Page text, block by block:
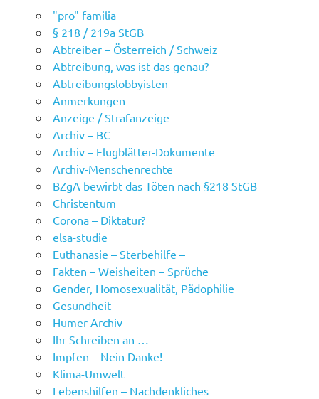
"pro" familia
§ 218 / 219a StGB
Abtreiber – Österreich / Schweiz
Abtreibung, was ist das genau?
Abtreibungslobbyisten
Anmerkungen
Anzeige / Strafanzeige
Archiv – BC
Archiv – Flugblätter-Dokumente
Archiv-Menschenrechte
BZgA bewirbt das Töten nach §218 StGB
Christentum
Corona – Diktatur?
elsa-studie
Euthanasie – Sterbehilfe –
Fakten – Weisheiten – Sprüche
Gender, Homosexualität, Pädophilie
Gesundheit
Humer-Archiv
Ihr Schreiben an …
Impfen – Nein Danke!
Klima-Umwelt
Lebenshilfen – Nachdenkliches